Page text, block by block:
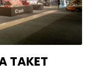
TAKET